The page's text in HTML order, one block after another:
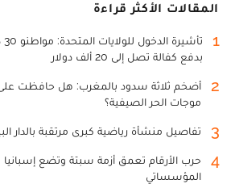
المقالات الأكثر قراءة
1
بدفع كفالة تصل إلى 20 ألف دولار
2
أضخم ثلاثة سدود بالمغرب: هل حافظت
موجات الحر الصيفية؟
3 تفاصيل منشأة رياضية كبرى مرتقبة بالدار
4
حرب الأرقام تعمق أزمة سبتة وتضع
المؤسساتي